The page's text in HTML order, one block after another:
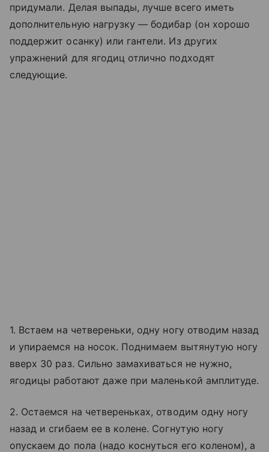
придумали. Делая выпады, лучше всего иметь
дополнительную нагрузку — бодибар (он хорошо
поддержит осанку) или гантели. Из других
упражнений для ягодиц отлично подходят
следующие.
1. Встаем на четвереньки, одну ногу отводим назад
и упираемся на носок. Поднимаем вытянутую ногу
вверх 30 раз. Сильно замахиваться не нужно,
ягодицы работают даже при маленькой амплитуде.
2. Остаемся на четвереньках, отводим одну ногу
назад и сгибаем ее в колене. Согнутую ногу
опускаем до пола (надо коснуться его коленом), а